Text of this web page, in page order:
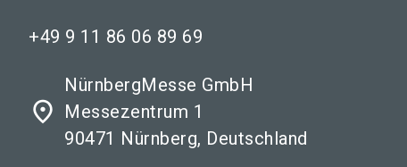
+49 9 11 86 06 89 69
place
NürnbergMesse GmbH
Messezentrum 1
90471 Nürnberg, Deutschland